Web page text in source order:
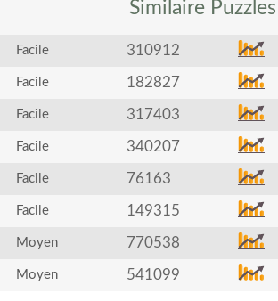
Similaire Puzzles
Facile 310912
Facile 182827
Facile 317403
Facile 340207
Facile 76163
Facile 149315
Moyen 770538
Moyen 541099